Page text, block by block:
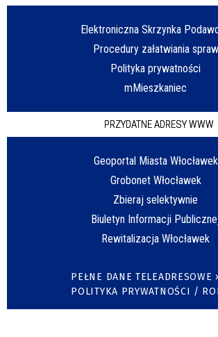
Elektroniczna Skrzynka
Procedury załatwiania spraw
Polityka prywatności
mMieszkaniec
PRZYDATNE ADRESY WWW
Geoportal Miasta Włocławek
Grobonet Włocławek
Zbieraj selektywnie
Biuletyn Informacji
Rewitalizacja Włocławek
PEŁNE DANE TELEADRESOWE
POLITYKA PRYWATNOŚCI /